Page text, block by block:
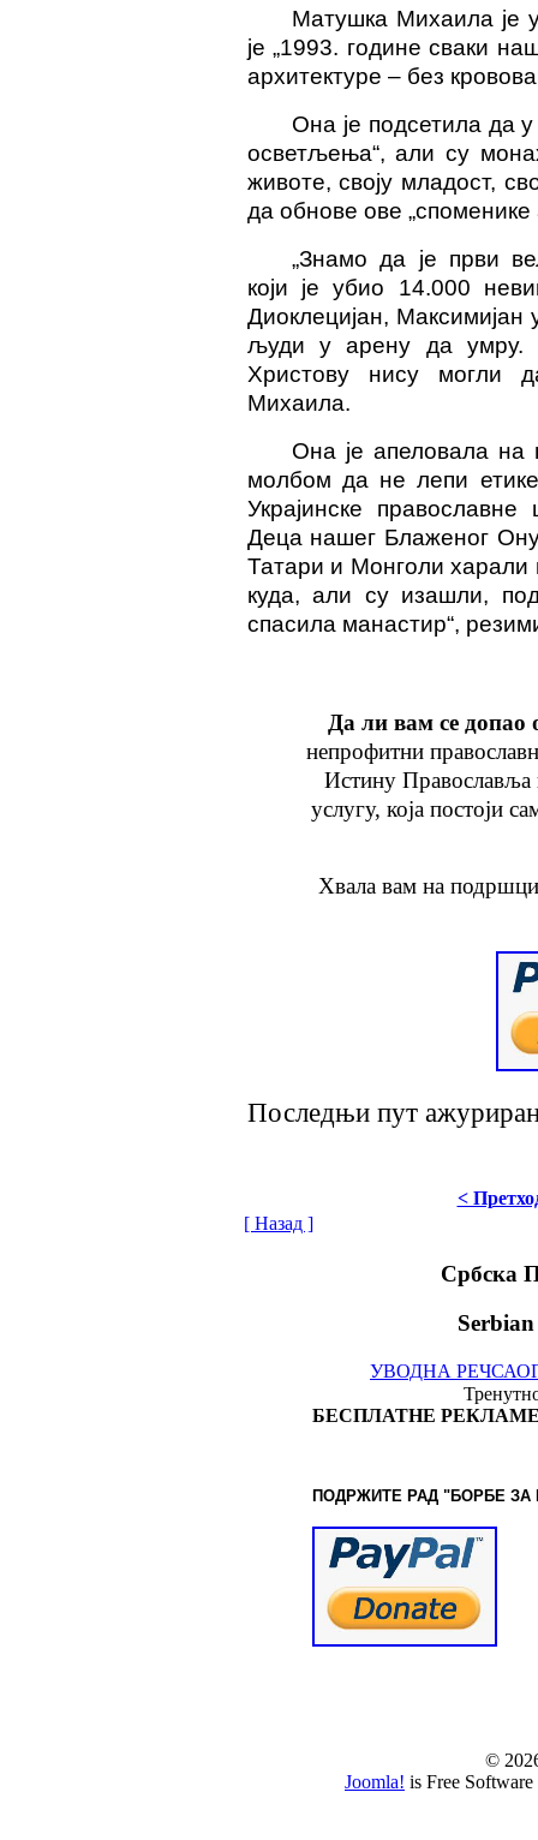
Матушка Михаила је
је „1993. године сваки
архитектуре – без
Она је подсетила да
осветљења“, али су
животе, своју младост,
да обнове ове „споменике
„Знамо да је први
који је убио 14.000
Диоклецијан,
људи у арену да умру.
Христову нису могли
Михаила.
Она је апеловала на
молбом да не лепи
Украјинске
Деца нашег Блаженог
Татари и Монголи
куда, али су изашли,
спасила манастир“,
Да ли вам се допао
непрофитни
Истину
услугу, којапостоји
Хвала вам на
Последњи пут
<
[ Назад ]
Србска
УВОДНА РЕЧ
БЕСПЛАТНЕ
ПОДРЖИТЕ РАД "БОРБЕ ЗА
©
Joomla! is Free